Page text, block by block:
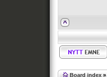
Board index »